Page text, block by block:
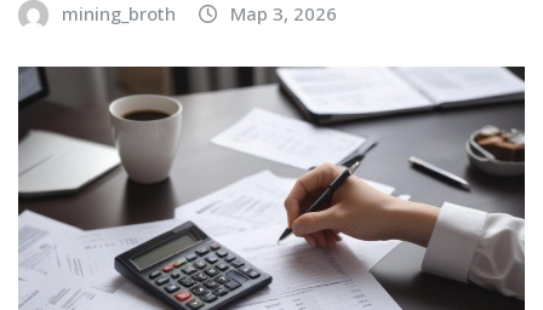
mining_broth Мар 3, 2026